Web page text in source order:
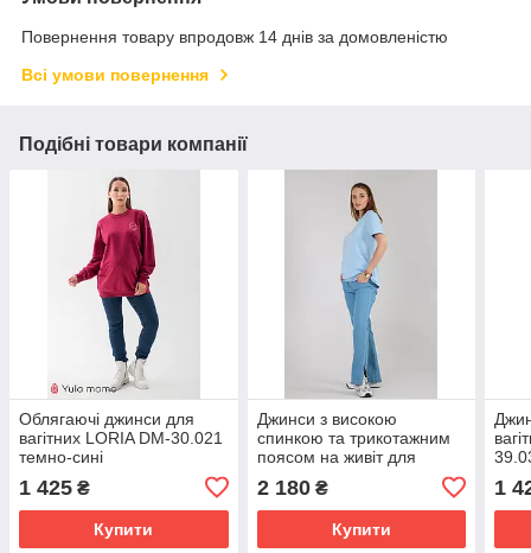
Повернення товару впродовж 14 днів за домовленістю
Всі умови повернення
Подібні товари компанії
Облягаючі джинси для
вагітних LORIA DM-30.021
темно-сині
1 425 ₴
Купити
Джинси з високою
спинкою та трикотажним
поясом на живіт для
2 180₴
Купити
1